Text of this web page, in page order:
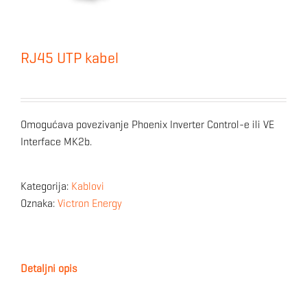
RJ45 UTP kabel
Omogućava povezivanje Phoenix Inverter Control-e ili VE
Interface MK2b.
Kategorija: Kablovi
Oznaka: Victron Energy
Detaljni opis